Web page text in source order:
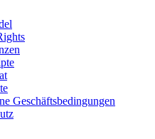
Geschäftsbedingungen